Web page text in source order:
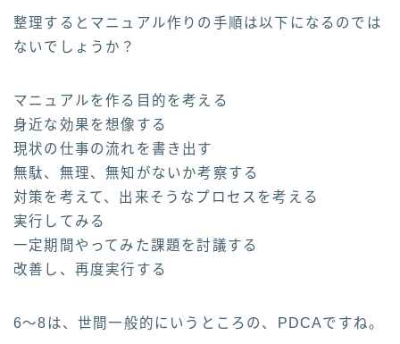
整理するとマニュアル作りの手順は以下になるのでは
ないでしょうか？
マニュアルを作る目的を考える
身近な効果を想像する
現状の仕事の流れを書き出す
無駄、無理、無知がないか考察する
対策を考えて、出来そうなプロセスを考える
実行してみる
一定期間やってみた課題を討議する
改善し、再度実行する
6～8は、世間一般的にいうところの、PDCAですね。